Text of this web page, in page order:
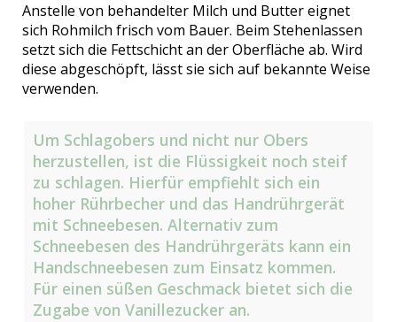
Anstelle von behandelter Milch und Butter eignet
sich Rohmilch frisch vom Bauer. Beim Stehenlassen
setzt sich die Fettschicht an der Oberfläche ab. Wird
diese abgeschöpft, lässt sie sich auf bekannte Weise
verwenden.
Um Schlagobers und nicht nur Obers
herzustellen, ist die Flüssigkeit noch steif
zu schlagen. Hierfür empfiehlt sich ein
hoher Rührbecher und das Handrührgerät
mit Schneebesen. Alternativ zum
Schneebesen des Handrührgeräts kann ein
Handschneebesen zum Einsatz kommen.
Für einen süßen Geschmack bietet sich die
Zugabe von Vanillezucker an.